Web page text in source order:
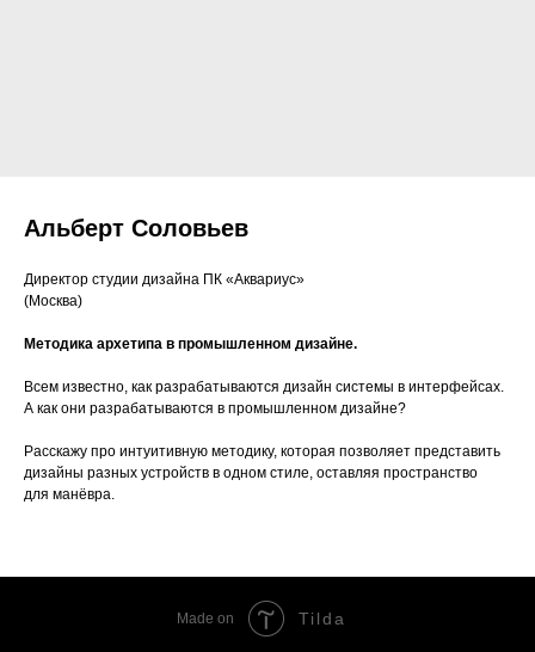
Альберт Соловьев
Директор студии дизайна ПК «Аквариус»
(Москва)
Методика архетипа в промышленном дизайне.
Всем известно, как разрабатываются дизайн системы в интерфейсах.
А как они разрабатываются в промышленном дизайне?
Расскажу про интуитивную методику, которая позволяет представить
дизайны разных устройств в одном стиле, оставляя пространство
для манёвра.
Made on Tilda